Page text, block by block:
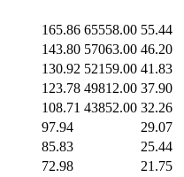
165.86 65558.00 55.44
143.80 57063.00 46.20
130.92 52159.00 41.83
123.78 49812.00 37.90
108.71 43852.00 32.26
97.94
29.07
85.83
25.44
72.98
21.75